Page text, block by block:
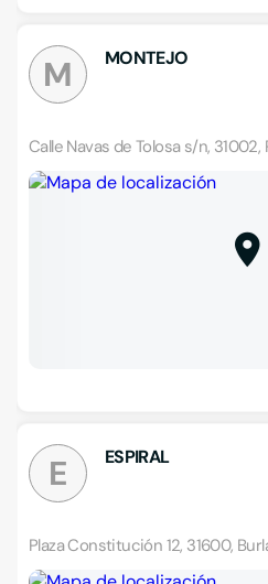
M MONTEJO
Calle Navas de Tolosa s/n,
E ESPIRAL
Plaza Constitución 12, 31600,